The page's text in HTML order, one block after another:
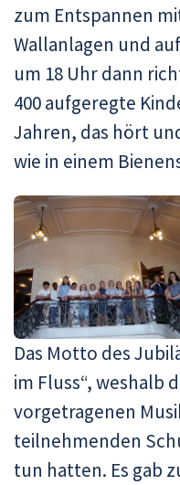
zum Entspannen
Wallanlagen und
um 18 Uhr dann
400 aufgeregte
Jahren, das hört
wie in einem
Das Motto des
im Fluss“, weshalb
vorgetragenen
teilnehmenden
tun hatten. Es gab